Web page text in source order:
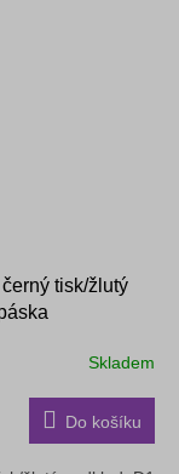
tisk/žlutý
Skladem
Do košíku